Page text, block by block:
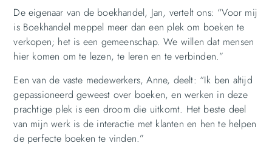
De eigenaar van de boekhandel, Jan, vertelt ons: “Voor mij
is Boekhandel meppel meer dan een plek om boeken te
verkopen; het is een gemeenschap. We willen dat mensen
hier komen om te lezen, te leren en te verbinden.”
Een van de vaste medewerkers, Anne, deelt: “Ik ben altijd
gepassioneerd geweest over boeken, en werken in deze
prachtige plek is een droom die uitkomt. Het beste deel
van mijn werk is de interactie met klanten en hen te helpen
de perfecte boeken te vinden.”